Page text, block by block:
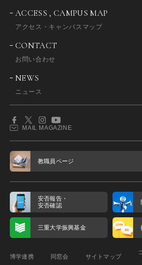
ACCESS , CAMPUS MAP
アクセス・キャンパスマップ
CONTACT
お問い合わせ
NEWS
ニュース
MAIL MAGAZINE
教職員ページ
安否報告・
安否確認
三重大学振興基金
博学連携 同窓会 サイトマップ